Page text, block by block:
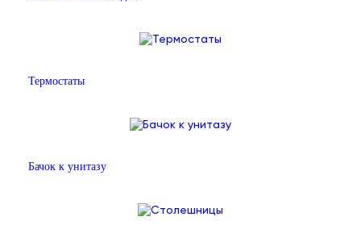
Термостаты
Бачок к унитазу